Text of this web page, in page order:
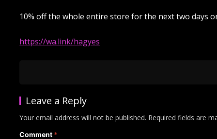
10% off the whole entire store for the next two days
https://wa.link/hagyes
Leave a Reply
Your email address will not be published. Required fields are
Comment *